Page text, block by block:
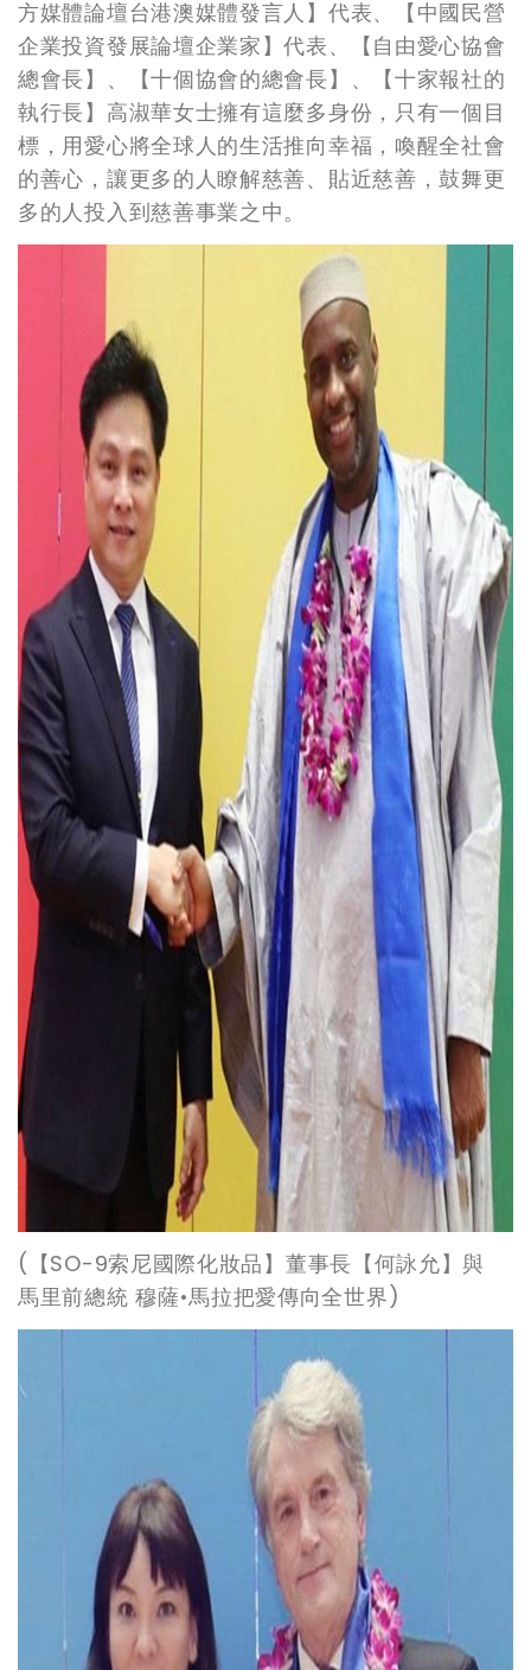
方媒體論壇台港澳媒體發言人】代表、【中國民營
企業投資發展論壇企業家】代表、【自由愛心協會
總會長】、【十個協會的總會長】、【十家報社的
執行長】高淑華女士擁有這麼多身份，只有一個目
標，用愛心將全球人的生活推向幸福，喚醒全社會
的善心，讓更多的人瞭解慈善、貼近慈善，鼓舞更
多的人投入到慈善事業之中。
( 【SO-9索尼國際化妝品】董事長【何詠允】與
馬里前總統 穆薩•馬拉把愛傳向全世界)